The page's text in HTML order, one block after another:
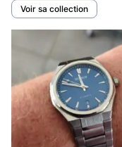
Voir sa collection